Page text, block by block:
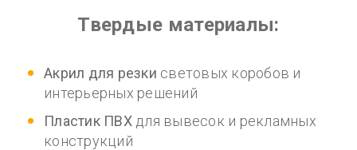
Твердые материалы:
Акрил для резки световых коробов и
интерьерных решений
Пластик ПВХдля вывесок и рекламных
конструкций